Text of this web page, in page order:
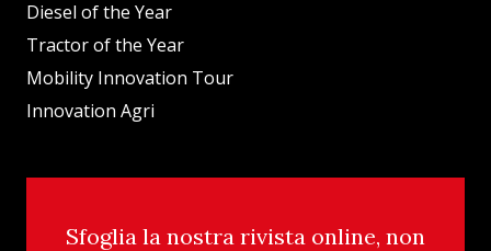
Diesel of the Year
Tractor of the Year
Mobility Innovation Tour
Innovation Agri
Sfoglia la nostra rivista online, non